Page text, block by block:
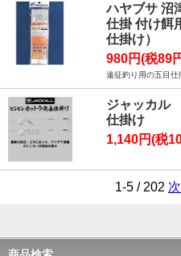
ハヤブサ 沼
仕掛 付け餌
仕掛け）
980円(税89
遠征釣り用の五目
ジャッカル
仕掛け
1,140円(税
1-5 / 202